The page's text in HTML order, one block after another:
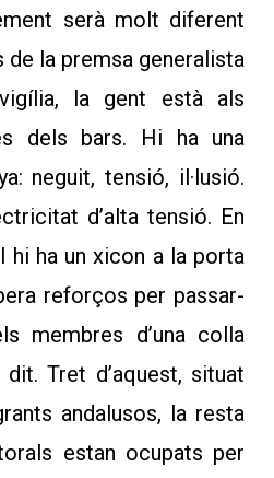
serà molt diferent
la premsa generalista
la gent està als
dels bars. Hi ha una
neguit, tensió, il·lusió.
d’alta tensió. En
hi ha un xicon a la porta
reforços per passar-
membres d’una colla
Tret d’aquest, situat
andalusos, la resta
estan ocupats per